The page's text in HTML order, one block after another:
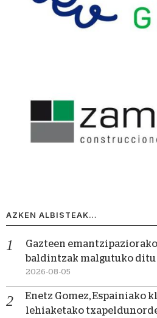
AZKEN ALBISTEAK…
Gazteen
baldintzak malgutuko ditu
2026-08-05
Enetz Gomez, Espainiako
lehiaketako